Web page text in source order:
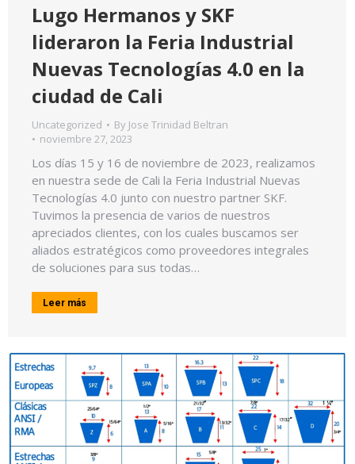
Lugo Hermanos y SKF
lideraron la Feria Industrial
Nuevas Tecnologías 4.0 en la
ciudad de Cali
Uncategorized By Jose Trinidad Beltran
noviembre 27, 2023
Los días 15 y 16 de noviembre de 2023, realizamos
en nuestra sede de Cali la Feria Industrial Nuevas
Tecnologías 4.0 junto con nuestro partner SKF.
Tuvimos la presencia de varios de nuestros
apreciados clientes, con los cuales buscamos ser
aliados estratégicos como proveedores integrales
de soluciones para sus todas…
Leer más